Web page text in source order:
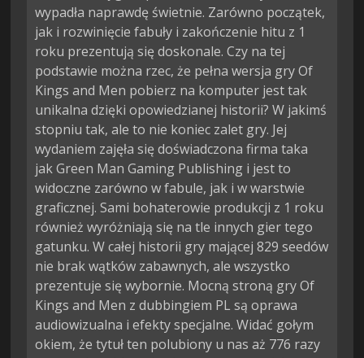
wypadła naprawdę świetnie. Zarówno początek,
jak i rozwinięcie fabuły i zakończenie hitu z 1
roku prezentują się doskonale. Czy na tej
podstawie można rzec, że pełna wersja gry Of
Kings and Men pobierz na komputer jest tak
unikalna dzięki opowiedzianej historii? W jakimś
stopniu tak, ale to nie koniec zalet gry. Jej
wydaniem zajęła się doświadczona firma taka
jak Green Man Gaming Publishing i jest to
widoczne zarówno w fabule, jak i w warstwie
graficznej. Sami bohaterowie produkcji z 1 roku
również wyróżniają się na tle innych gier tego
gatunku. W całej historii gry mającej 829 seedów
nie brak wątków zabawnych, ale wszystko
prezentuje się wybornie. Mocną stroną gry Of
Kings and Men z dubbingiem PL są oprawa
audiowizualna i efekty specjalne. Widać gołym
okiem, że tytuł ten polubiony u nas aż 776 razy